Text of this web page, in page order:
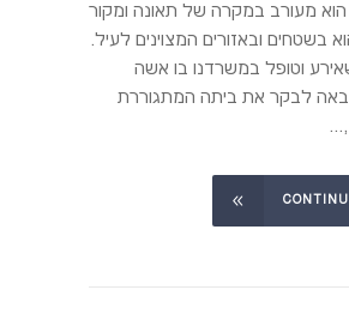
הוא מעורב במקרה של תאונה ומקור
בשטחים ובאזורים המצוינים לעיל.
וטופל במשרדנו בו אשה
לבקר את ביתה המתגוררת